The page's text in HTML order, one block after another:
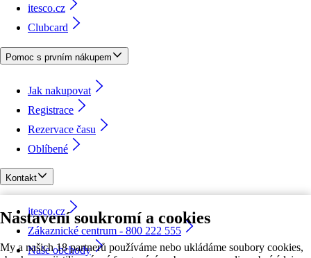
Nastavení soukromí a cookies
My a našich 18 partnerů používáme nebo ukládáme soubory cookies,
itesco.cz
Clubcard
Pomoc s prvním nákupem
Jak nakupovat
Registrace
Rezervace času
Oblíbené
Kontakt
itesco.cz
Zákaznické centrum - 800 222 555
Naše obchody